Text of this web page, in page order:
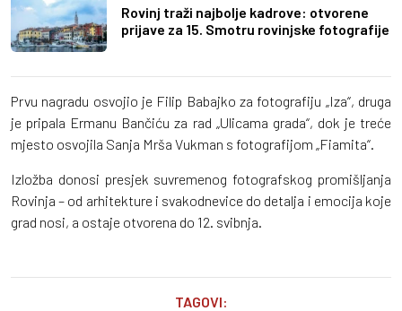
Rovinj traži najbolje kadrove: otvorene
prijave za 15. Smotru rovinjske fotografije
Prvu nagradu osvojio je Filip Babajko za fotografiju „Iza“, druga
je pripala Ermanu Bančiću za rad „Ulicama grada“, dok je treće
mjesto osvojila Sanja Mrša Vukman s fotografijom „Fiamita“.
Izložba donosi presjek suvremenog fotografskog promišljanja
Rovinja – od arhitekture i svakodnevice do detalja i emocija koje
grad nosi, a ostaje otvorena do 12. svibnja.
TAGOVI: